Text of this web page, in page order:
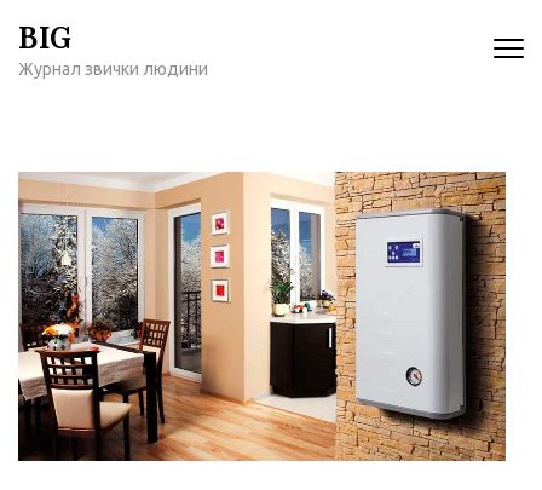
содержимому
BIG
Журнал звички людини